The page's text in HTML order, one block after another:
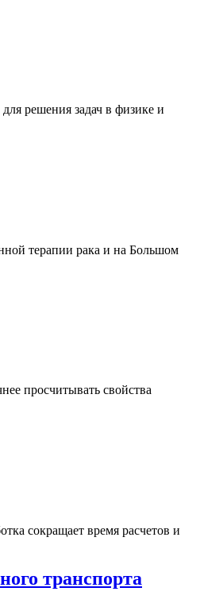
решения задач в физике и
терапии рака и на Большом
просчитывать свойства
сокращает время расчетов и
транспорта